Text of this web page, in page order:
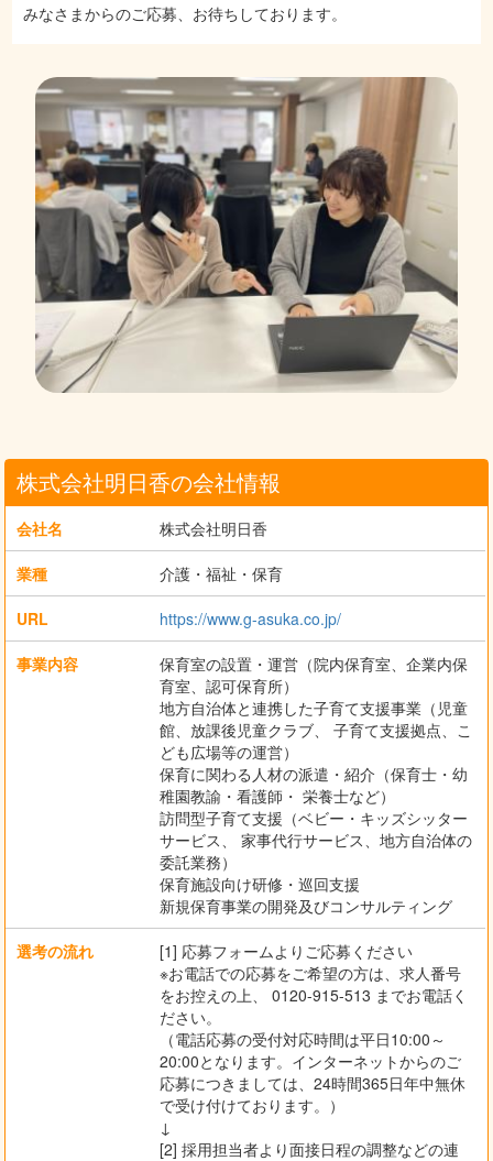
みなさまからのご応募、お待ちしております。
株式会社明日香の会社情報
会社名 株式会社明日香
業種 介護・福祉・保育
URL https://www.g-asuka.co.jp/
事業内容
保育室の設置・運営（院内保育室、企業内保
育室、認可保育所）
地方自治体と連携した子育て支援事業（児童
館、放課後児童クラブ、 子育て支援拠点、こ
ども広場等の運営）
保育に関わる人材の派遣・紹介（保育士・幼
稚園教諭・看護師・ 栄養士など）
訪問型子育て支援（ベビー・キッズシッター
サービス、 家事代行サービス、地方自治体の
委託業務）
保育施設向け研修・巡回支援
新規保育事業の開発及びコンサルティング
選考の流れ
[1] 応募フォームよりご応募ください
※お電話での応募をご希望の方は、求人番号
をお控えの上、 0120-915-513 までお電話く
ださい。
（電話応募の受付対応時間は平日10:00～
20:00となります。インターネットからのご
応募につきましては、24時間365日年中無休
で受け付けております。）
↓
[2] 採用担当者より面接日程の調整などの連